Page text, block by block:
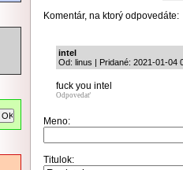
Komentár, na ktorý odpovedáte:
intel
Od: linus | Pridané: 2021-01-04
fuck you intel
Odpovedať
Meno:
Titulok: